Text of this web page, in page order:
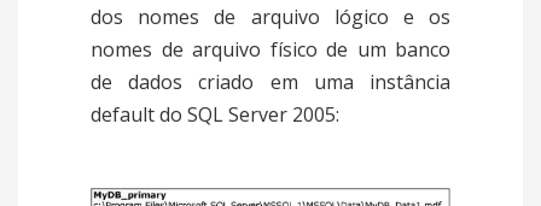
dos nomes de arquivo lógico e os
nomes de arquivo físico de um banco
de dados criado em uma instância
default do SQL Server 2005: